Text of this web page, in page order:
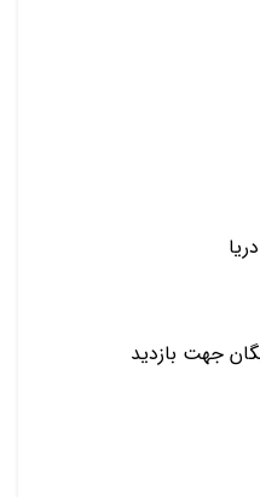
جهت بازدید